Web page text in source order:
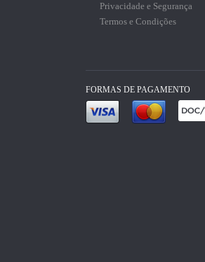
Privacidade e Segurança
Termos e Condições
FORMAS DE PAGAMENTO